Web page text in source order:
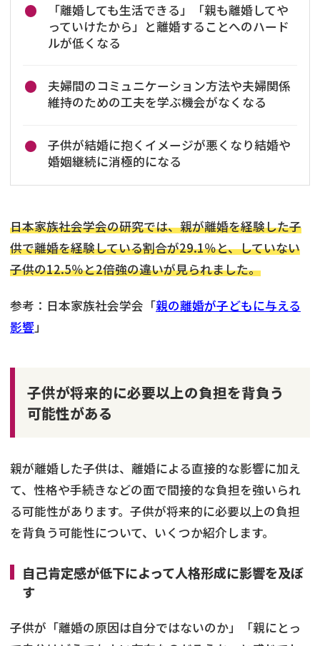
「離婚しても生活できる」「親も離婚してや
っていけたから」と離婚することへのハード
ルが低くなる
夫婦間のコミュニケーション方法や夫婦関係
維持のための工夫を学ぶ機会がなくなる
子供が結婚に抱くイメージが悪くなり結婚や
婚姻継続に消極的になる
日本家族社会学会の研究では、親が離婚を経験した子
供で離婚を経験している割合が29.1％と、していない
子供の12.5％と2倍強の違いが見られました。
参考：日本家族社会学会「親の離婚が子どもに与える
影響」
子供が将来的に必要以上の負担を背負う
可能性がある
親が離婚した子供は、離婚による直接的な影響に加え
て、性格や手続きなどの面で間接的な負担を強いられ
る可能性があります。子供が将来的に必要以上の負担
を背負う可能性について、いくつか紹介します。
自己肯定感が低下によって人格形成に影響を及ぼ
す
子供が「離婚の原因は自分ではないのか」「親にとっ